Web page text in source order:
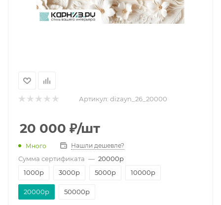
Артикул: dizayn_26_20000
20 000 ₽/шт
Много Нашли дешевле?
Сумма сертификата — 20000p
1000p
3000p 5000p 10000p
20000p 50000p